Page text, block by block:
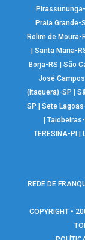
Praia Grande-
Rolim de Moura-
|Santa Maria-
Borja-RS |São
José
(Itaquera)-SP |
SP |Sete
| Taiobeiras-
TERESINA-PI |
REDE DE
COPYRIGHT •